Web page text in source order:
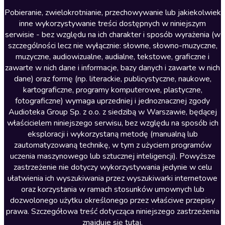
Literatura anglojęzyczna
Literatura faktu
Literatura obyczajowa
Literatura piękna obca
Literatura piękna polska
Nagrania relaksacyjne
Nauka języków
Nauki humanistyczne
Podcasty i audycje
Polityka
Prasa
Religia
Romans
Pobieranie, zwielokrotnianie, przechowywanie lub jakiekolwiek
inne wykorzystywanie treści dostępnych w niniejszym
serwisie - bez względu na ich charakter i sposób wyrażenia (w
szczególności lecz nie wyłącznie: słowne, słowno-muzyczne,
muzyczne, audiowizualne, audialne, tekstowe, graficzne i
zawarte w nich dane i informacje, bazy danych i zawarte w nich
dane) oraz formę (np. literackie, publicystyczne, naukowe,
kartograficzne, programy komputerowe, plastyczne,
fotograficzne) wymaga uprzedniej i jednoznacznej zgody
Audioteka Group Sp. z o.o. z siedzibą w Warszawie, będącej
właścicielem niniejszego serwisu, bez względu na sposób ich
eksploracji i wykorzystaną metodę (manualną lub
zautomatyzowaną technikę, w tym z użyciem programów
uczenia maszynowego lub sztucznej inteligencji). Powyższe
zastrzeżenie nie dotyczy wykorzystywania jedynie w celu
ułatwienia ich wyszukiwania przez wyszukiwarki internetowe
oraz korzystania w ramach stosunków umownych lub
dozwolonego użytku określonego przez właściwe przepisy
prawa. Szczegółowa treść dotycząca niniejszego zastrzeżenia
znajduje się tutaj.